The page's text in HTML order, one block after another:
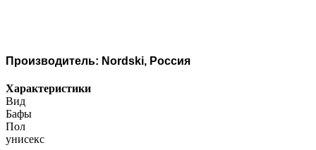
Производитель: Nordski, Россия
Характеристики
Вид
Бафы
Пол
унисекс